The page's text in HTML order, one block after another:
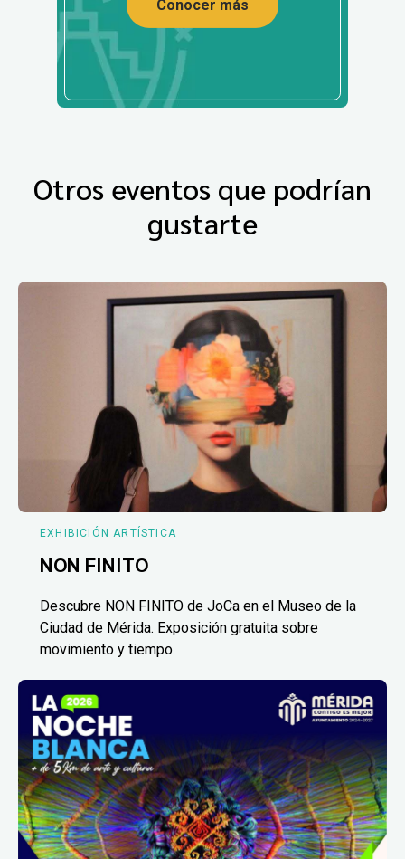
Conocer más
Otros eventos que podrían
gustarte
EXHIBICIÓN ARTÍSTICA
NON FINITO
Descubre NON FINITO de JoCa en el Museo de la
Ciudad de Mérida. Exposición gratuita sobre
movimiento y tiempo.